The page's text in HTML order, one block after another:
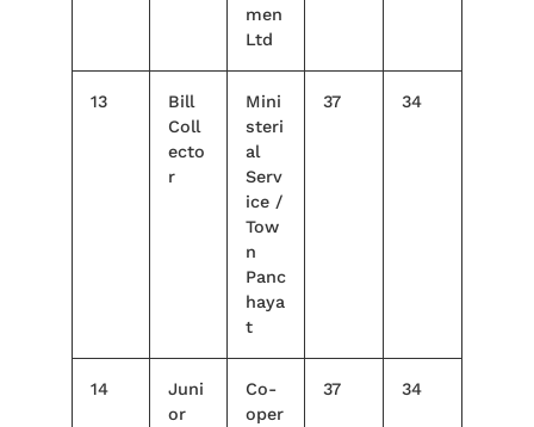
men
Ltd
13
Bill
Coll
ecto
r
Mini
steri
al
Serv
ice /
Tow
n
Panc
haya
t
37 34
14
Juni
or
Co-
oper
37 34